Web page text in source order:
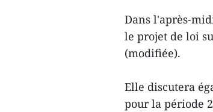
Dans l'après-
le projet de loi
(modifiée).
Elle discutera
pour la période